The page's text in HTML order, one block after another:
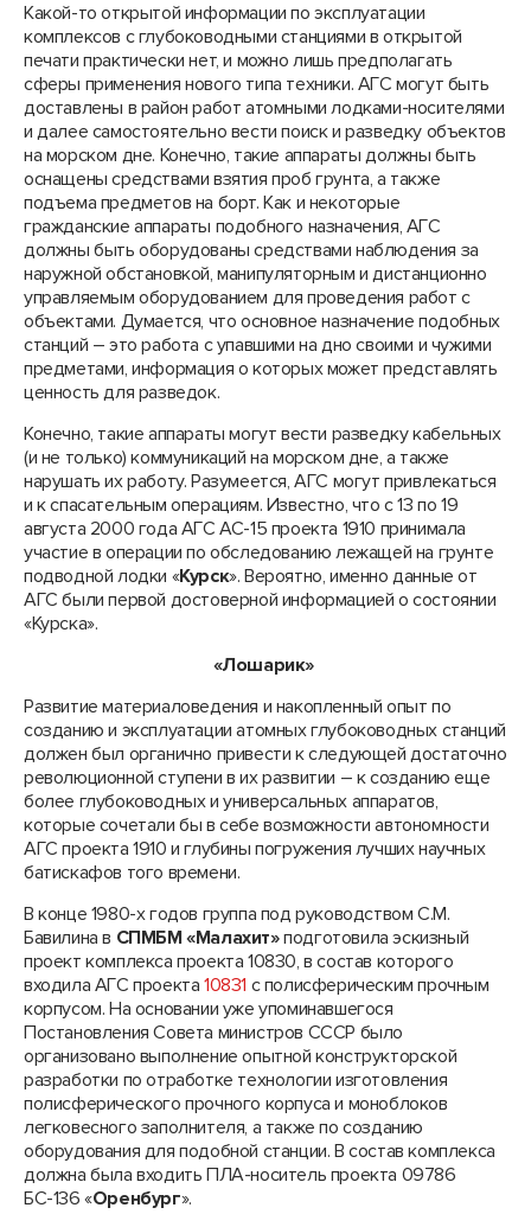
Какой-то открытой информации по эксплуатации
комплексов с глубоководными станциями в открытой
печати практически нет, и можно лишь предполагать
сферы применения нового типа техники. АГС могут быть
доставлены в район работ атомными лодками-носителями
и далее самостоятельно вести поиск и разведку объектов
на морском дне. Конечно, такие аппараты должны быть
оснащены средствами взятия проб грунта, а также
подъема предметов на борт. Как и некоторые
гражданские аппараты подобного назначения, АГС
должны быть оборудованы средствами наблюдения за
наружной обстановкой, манипуляторным и дистанционно
управляемым оборудованием для проведения работ с
объектами. Думается, что основное назначение подобных
станций – это работа с упавшими на дно своими и чужими
предметами, информация о которых может представлять
ценность для разведок.
Конечно, такие аппараты могут вести разведку кабельных
(и не только) коммуникаций на морском дне, а также
нарушать их работу. Разумеется, АГС могут привлекаться
и к спасательным операциям. Известно, что с 13 по 19
августа 2000 года АГС АС-15 проекта 1910 принимала
участие в операции по обследованию лежащей на грунте
подводной лодки «Курск». Вероятно, именно данные от
АГС были первой достоверной информацией о состоянии
«Курска».
«Лошарик»
Развитие материаловедения и накопленный опыт по
созданию и эксплуатации атомных глубоководных станций
должен был органично привести к следующей достаточно
революционной ступени в их развитии – к созданию еще
более глубоководных и универсальных аппаратов,
которые сочетали бы в себе возможности автономности
АГС проекта 1910 и глубины погружения лучших научных
батискафов того времени.
В конце 1980-х годов группа под руководством С.М.
Бавилина в СПМБМ «Малахит»подготовила эскизный
проект комплекса проекта 10830, в состав которого
входила АГС проекта 10831 с полисферическим прочным
корпусом. На основании уже упоминавшегося
Постановления Совета министров СССР было
организовано выполнение опытной конструкторской
разработки по отработке технологии изготовления
полисферического прочного корпуса и моноблоков
легковесного заполнителя, а также по созданию
оборудования для подобной станции. В состав комплекса
должна была входить ПЛА-носитель проекта 09786
БС-136 «Оренбург».